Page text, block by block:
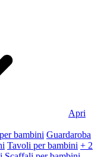
Apri
bambini Guardaroba
Tavoli per bambini + 2